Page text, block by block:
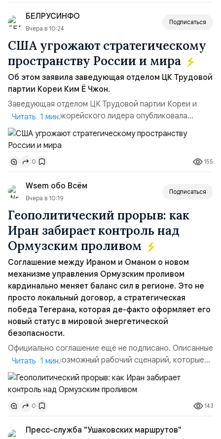
позиции.Сотрудничество со стороны США стало
ключом к позитивному пов...
БЕЛРУСИНФО
Вчера в 10:24
Подписаться
США угрожают стратегическому
пространству России и мира
Об этом заявила заведующая отделом ЦК Трудовой
партии Кореи Ким Ё Чжон.
Заведующая отделом ЦК Трудовой партии Кореи и
сестра северокорейского лидера опубликовала
заявление для прессы в ответ на проведение Токио
совместных с флотом США запусков крылатых ракет
Томагавк.«Япония отбросила обманчивую видимость
„исключительно оборонительной страны“ и выносит
вопрос о собственном ядерном вооружении на
всеобщее обозрение, одновреме...
Читать 1 мин.
0 155
Wsem обо Всём
Вчера в 10:19
Подписаться
Геополитический прорыв: как
Иран забирает контроль над
Ормузским проливом
Соглашение между Ираном и Оманом о новом
механизме управления Ормузским проливом
кардинально меняет баланс сил в регионе. Это не
просто локальный договор, а стратегическая
победа Тегерана, которая де-факто оформляет его
новый статус в мировой энергетической
безопасности.
Официально соглашение ещё не подписано. Описанные
пункты — это возможный рабочий сценарий, которые
скорее всего будут реализованы.Разбираем ключевые
тезисы и последствия этого соглашения:. 1. Новые
доли контроля (75 на 25). Было: Ранее Иран и Оман
контролировали пролив на паритетных началах —
50/50. Стало: Новое соглашение закрепляет за
Ираном...
Читать 1 мин.
0 143
Пресс-служба "Ушаковских маршрутов"